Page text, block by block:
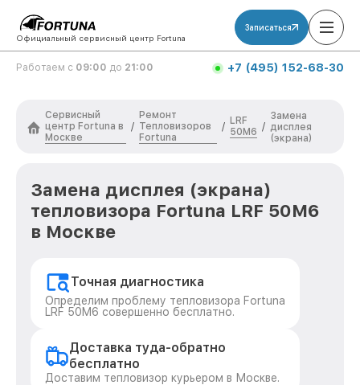
Официальный сервисный центр Fortuna
Записаться
Работаем с 09:00 до 21:00 +7 (495) 152-68-30
Сервисный
центр Fortuna в
Москве
/
Ремонт
Тепловизоров
Fortuna
/
LRF
50M6 /
Замена
дисплея
(экрана)
Замена дисплея (экрана)
тепловизора Fortuna LRF 50M6
в Москве
Точная диагностика
Определим проблему тепловизора Fortuna
LRF 50M6 совершенно бесплатно.
Доставка туда-обратно
бесплатно
Доставим тепловизор курьером в Москве.